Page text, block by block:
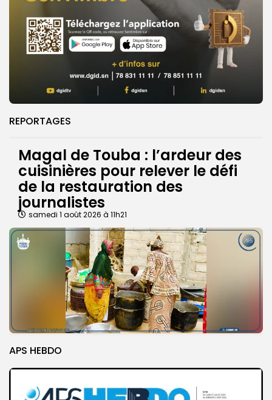
REPORTAGES
Magal de Touba : l’ardeur des
cuisinières pour relever le défi
de la restauration des
journalistes
samedi 1 août 2026 à 11h21
APS HEBDO